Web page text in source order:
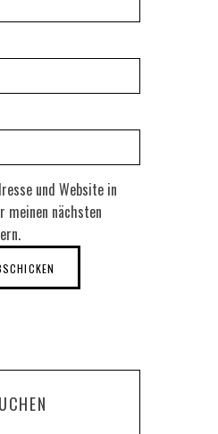
und Website in
meinen nächsten